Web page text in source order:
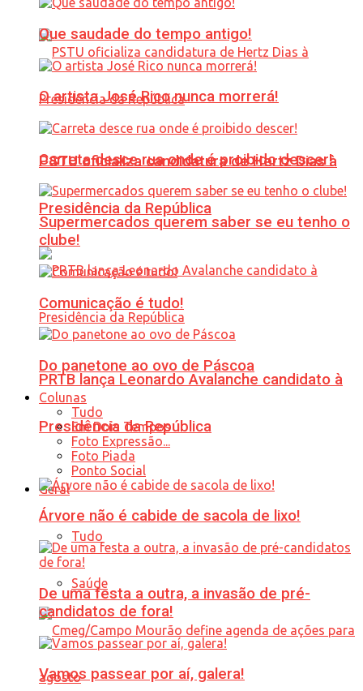
PSTU oficializa candidatura de Hertz Dias à
Presidência da República
PRTB lança Leonardo Avalanche candidato à
Presidência da República
Geral
Tudo
Saúde
Que saudade do tempo antigo!
O artista José Rico nunca morrerá!
Carreta desce rua onde é proibido descer!
Supermercados querem saber se eu tenho o
clube!
Comunicação é tudo!
Do panetone ao ovo de Páscoa
Colunas
Tudo
Em Dois Tempos
Foto Expressão...
Foto Piada
Ponto Social
Árvore não é cabide de sacola de lixo!
De uma festa a outra, a invasão de pré-
candidatos de fora!
Vamos passear por aí, galera!